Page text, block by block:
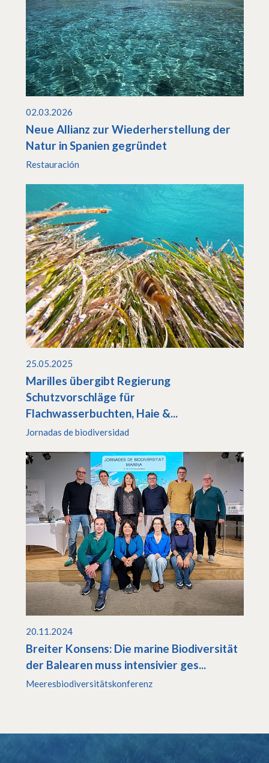
02.03.2026
Neue Allianz zur Wiederherstellung der
Natur in Spanien gegründet
Restauración
25.05.2025
Marilles übergibt Regierung
Schutzvorschläge für
Flachwasserbuchten, Haie &...
Jornadas de biodiversidad
20.11.2024
Breiter Konsens: Die marine Biodiversität
der Balearen muss intensivier ges...
Meeresbiodiversitätskonferenz